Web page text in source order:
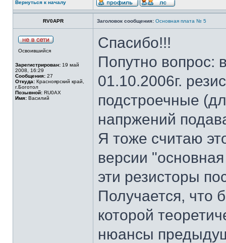
Вернуться к началу
RV0APR Заголовок сообщения: Основная плата № 5
Освоившийся
Зарегистрирован: 19 май
2008, 16:29
Сообщения: 27
Откуда: Красноярский край,
г.Боготол
Позывной: RU0AX
Имя: Василий
Спасибо!!!
Попутно вопрос:
01.10.2006г.
подстроечные
напржений
Я тоже считаю
версии
эти резисторы
Получается, что
которой
нюансы